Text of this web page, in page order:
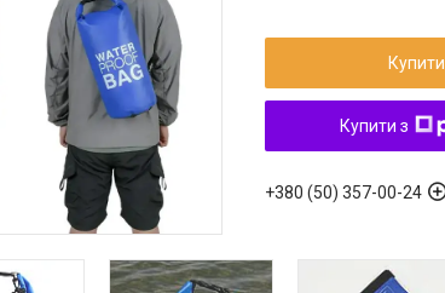
Купити
Купити з
+380 (50) 357-00-24